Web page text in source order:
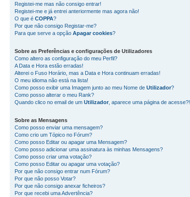
Registei-me mas não consigo entrar!
Registei-me e já entrei anteriormente mas agora não!
O que é COPPA?
Por que não consigo Registar-me?
Para que serve a opção Apagar cookies?
Sobre as Preferências e configurações de Utilizadores
Como altero as configuração do meu Perfil?
A Data e Hora estão erradas!
Alterei o Fuso Horário, mas a Data e Hora continuam erradas!
O meu idioma não está na lista!
Como posso exibir uma Imagem junto ao meu Nome de Utilizador?
Como posso alterar o meu Rank?
Quando clico no email de um Utilizador , aparece uma página de acesse?!
Sobre as Mensagens
Como posso enviar uma mensagem?
Como crio um Tópico no Fórum?
Como posso Editar ou apagar uma Mensagem?
Como posso adicionar uma assinatura às minhas Mensagens?
Como posso criar uma votação?
Como posso Editar ou apagar uma votação?
Por que não consigo entrar num Fórum?
Por que não posso Votar?
Por que não consigo anexar ficheiros?
Por que recebi uma Advertência?